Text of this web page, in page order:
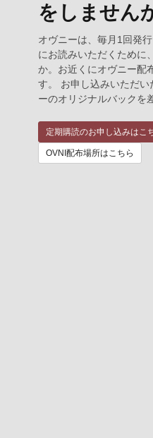
をしません
オヴニーは、毎月1回発
にお読みいただくために
か。お近くにオヴニー配
す。 お申し込みいただ
ーのオリジナルバックを
定期購読のお申し込みはこ
OVNI配布場所はこちら